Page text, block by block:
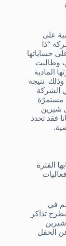
على
“ذا
حساباتها
وطالبت
المادية
وذلك نتيجة
الشركة
مستمرّة
شيرين
فقد تحدد
الفترة
في
تذاكر
الحفل